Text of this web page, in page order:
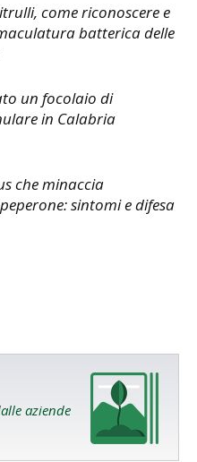
come riconoscere e
batterica delle
un focolaio di
in Calabria
che minaccia
sintomi e difesa
aziende